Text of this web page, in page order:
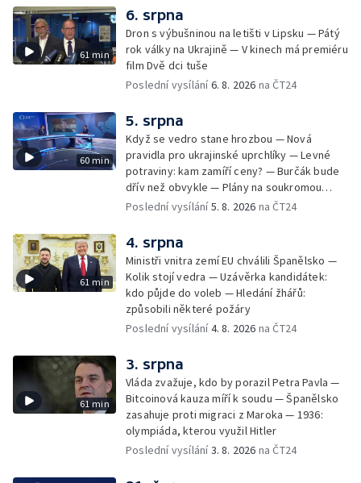
61 min
6. srpna
Dron s výbušninou na letišti v Lipsku — Pátý
rok války na Ukrajině — V kinech má premiéru
film Dvě dci tuše
Poslední vysílání6. 8. 2026 na ČT24
60 min
5. srpna
Když se vedro stane hrozbou — Nová
pravidla pro ukrajinské uprchlíky — Levné
potraviny: kam zamíří ceny? — Burčák bude
dřív než obvykle — Plány na soukromou
orbitální stanici
Poslední vysílání5. 8. 2026 na ČT24
61 min
4. srpna
Ministři vnitra zemí EU chválili Španělsko —
Kolik stojí vedra — Uzávěrka kandidátek:
kdo půjde do voleb — Hledání žhářů:
způsobili některé požáry
Poslední vysílání4. 8. 2026 na ČT24
61 min
3. srpna
Vláda zvažuje, kdo by porazil Petra Pavla —
Bitcoinová kauza míří k soudu — Španělsko
zasahuje proti migraci z Maroka — 1936:
olympiáda, kterou využil Hitler
Poslední vysílání3. 8. 2026 na ČT24